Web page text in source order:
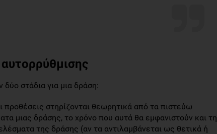
στάδια για μια δράση:
προθέσεις στηρίζονται θεωρητικά από τα πιστεύω
μιας δράσης, το χρόνο που αυτά θα εμφανιστούν και τη
της δράσης (αν τα αντιλαμβάνεται ως θετικά ή